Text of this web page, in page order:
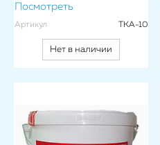
Посмотреть
Артикул ТКА-10
Нет в наличии